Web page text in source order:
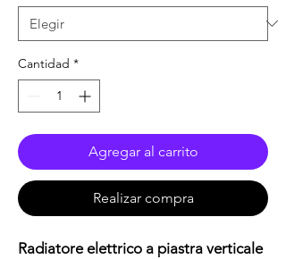
Cantidad *
Agregar al carrito
Realizar compra
Radiatore elettrico a piastra verticale